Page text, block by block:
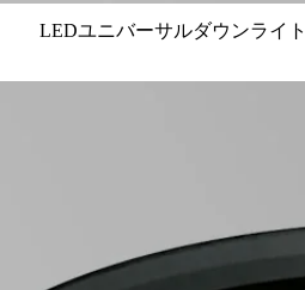
LEDユニバーサルダウンライ